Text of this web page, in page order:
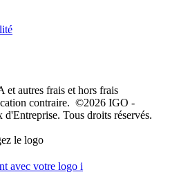
et autres frais et hors frais
contraire. ©2026 IGO -
Tous droits réservés.
le logo
avec votre logo i